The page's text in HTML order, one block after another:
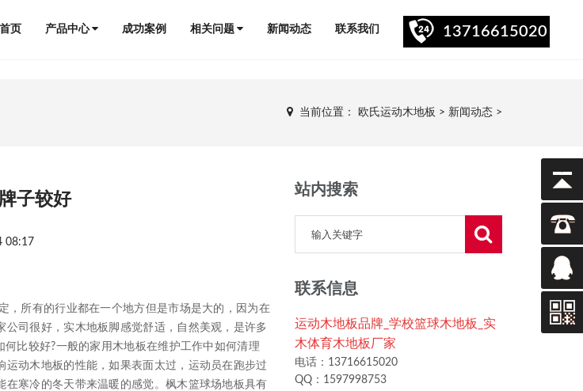
页
产品中心 成功案例 相关问题 新闻动态 联系我们 13716615020
当前位置： 欧氏运动木地板 > 新闻动态 >
子较好
08:17
所有的行业都在一个地方但是市场是大的，因为在
司很好，实木地板脚感觉舒适，自然美观，是许多
比较好?一般的家用木地板在维护工作中如何清理
动木地板的性能，如果表面太过，运动员在跑步过
寒冷的冬天带来温暖的感觉。枫木篮球场地板具有
站内搜索
联系信息
运动木地板品牌_学校篮球木地板_实
木体育木地板厂家
电话：13716615020
QQ：1597998753